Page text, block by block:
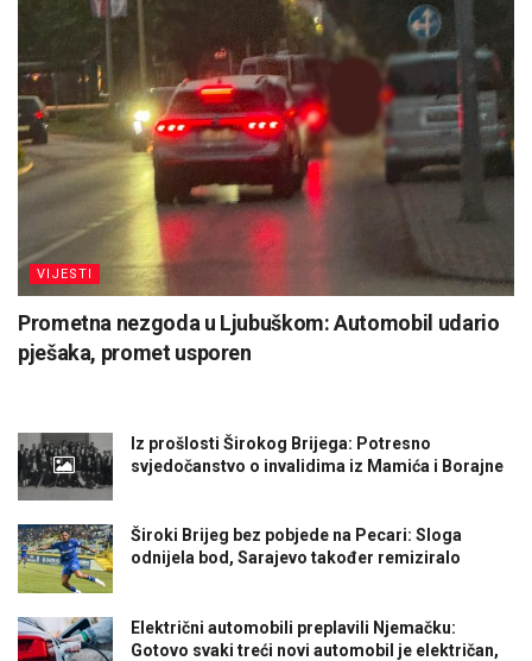
VIJESTI
Prometna nezgoda u Ljubuškom: Automobil udario
pješaka, promet usporen
Iz prošlosti Širokog Brijega: Potresno
svjedočanstvo o invalidima iz Mamića i Borajne
Široki Brijeg bez pobjede na Pecari: Sloga
odnijela bod, Sarajevo također remiziralo
Električni automobili preplavili Njemačku:
Gotovo svaki treći novi automobil je električan,